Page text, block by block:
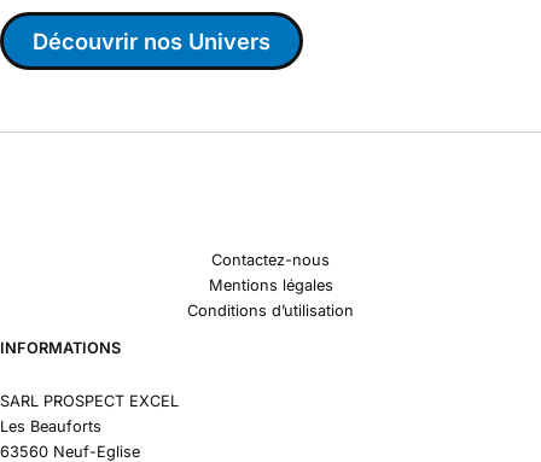
Découvrir nos Univers
Contactez-nous
Mentions légales
Conditions d’utilisation
INFORMATIONS
SARL PROSPECT EXCEL
Les Beauforts
63560 Neuf-Eglise